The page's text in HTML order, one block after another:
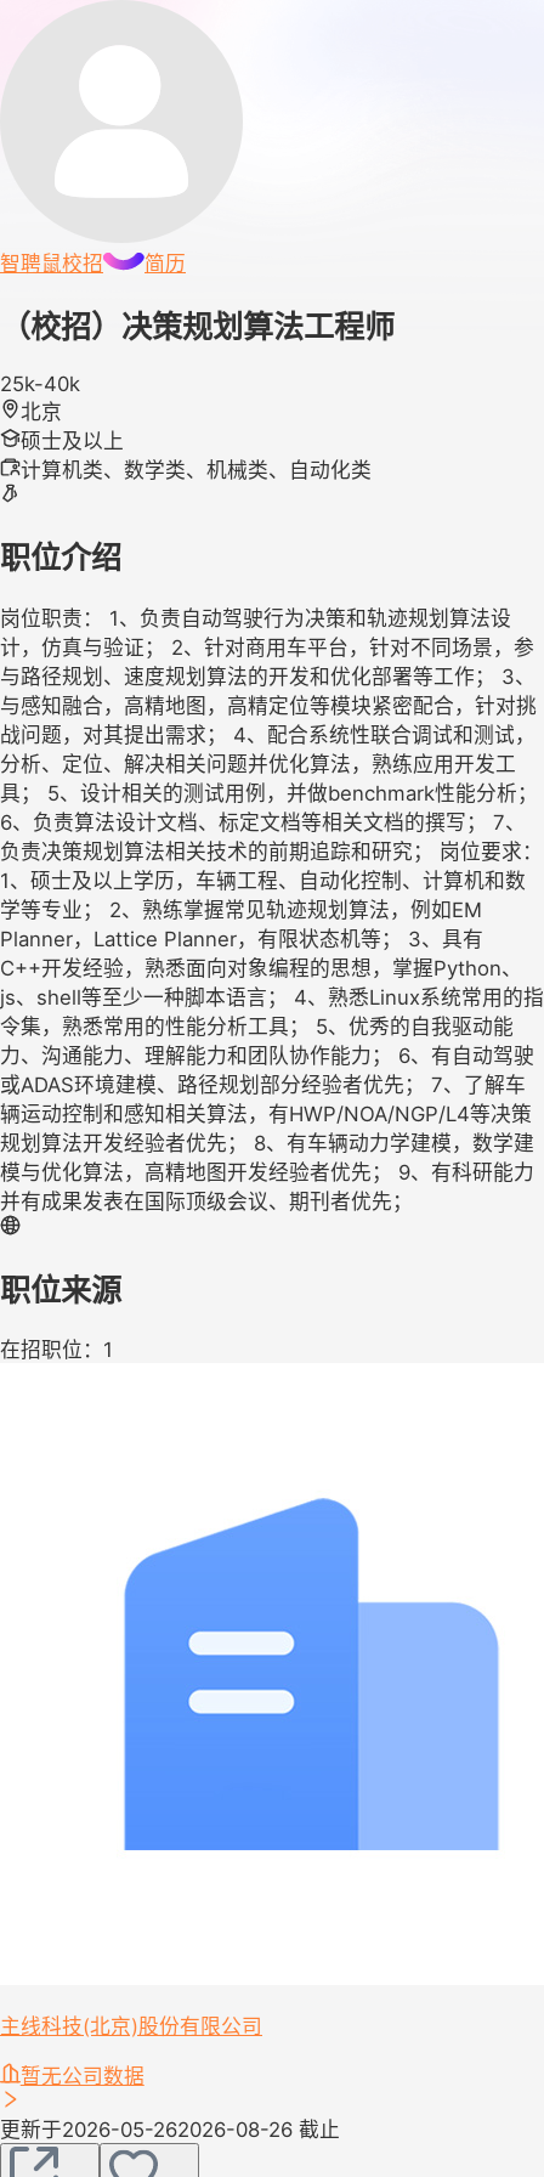
智聘鼠校招 简历
（校招）决策规划算法工程师
25k-40k
北京
硕士及以上
计算机类、数学类、机械类、自动化类
职位介绍
岗位职责： 1、负责自动驾驶行为决策和轨迹规划算法设
计，仿真与验证； 2、针对商用车平台，针对不同场景，参
与路径规划、速度规划算法的开发和优化部署等工作； 3、
与感知融合，高精地图，高精定位等模块紧密配合，针对挑
战问题，对其提出需求； 4、配合系统性联合调试和测试，
分析、定位、解决相关问题并优化算法，熟练应用开发工
具； 5、设计相关的测试用例，并做benchmark性能分析；
6、负责算法设计文档、标定文档等相关文档的撰写； 7、
负责决策规划算法相关技术的前期追踪和研究； 岗位要求：
1、硕士及以上学历，车辆工程、自动化控制、计算机和数
学等专业； 2、熟练掌握常见轨迹规划算法，例如EM
Planner，Lattice Planner，有限状态机等； 3、具有
C++开发经验，熟悉面向对象编程的思想，掌握Python、
js、shell等至少一种脚本语言； 4、熟悉Linux系统常用的指
令集，熟悉常用的性能分析工具； 5、优秀的自我驱动能
力、沟通能力、理解能力和团队协作能力； 6、有自动驾驶
或ADAS环境建模、路径规划部分经验者优先； 7、了解车
辆运动控制和感知相关算法，有HWP/NOA/NGP/L4等决策
规划算法开发经验者优先； 8、有车辆动力学建模，数学建
模与优化算法，高精地图开发经验者优先； 9、有科研能力
并有成果发表在国际顶级会议、期刊者优先；
职位来源
在招职位：1
主线科技(北京)股份有限公司
暂无公司数据
更新于2026-05-262026-08-26 截止